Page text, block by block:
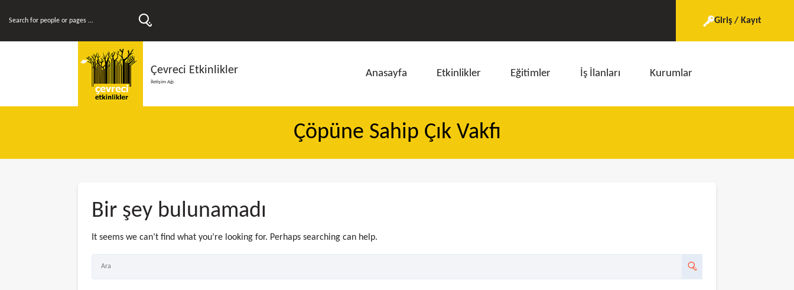
Giriş / Kayıt
Çevreci Etkinlikler
İletişim Ağı
Anasayfa Etkinlikler Eğitimler İş İlanları Kurumlar
Çöpüne Sahip Çık Vakfı
Bir şey bulunamadı
It seems we can’t find what you’re looking for. Perhaps searching can help.